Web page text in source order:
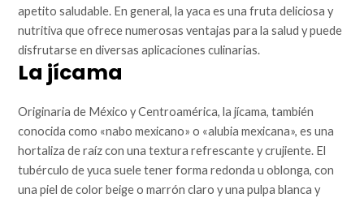
apetito saludable. En general, la yaca es una fruta deliciosa y
nutritiva que ofrece numerosas ventajas para la salud y puede
disfrutarse en diversas aplicaciones culinarias.
La jícama
Originaria de México y Centroamérica, la jícama, también
conocida como «nabo mexicano» o «alubia mexicana», es una
hortaliza de raíz con una textura refrescante y crujiente. El
tubérculo de yuca suele tener forma redonda u oblonga, con
una piel de color beige o marrón claro y una pulpa blanca y